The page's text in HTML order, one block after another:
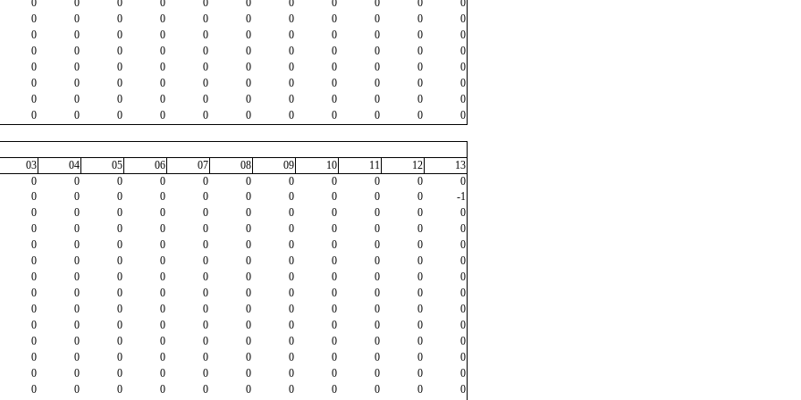
0 0 0 0 0 0 0 0 0 0
0
0 0 0 0 0 0 0 0 0 0
0
0 0 0 0 0 0 0 0 0 0
0
0 0 0 0 0 0 0 0 0 0
0
0 0 0 0 0 0 0 0 0 0
0
0 0 0 0 0 0 0 0 0 0
0
0 0 0 0 0 0 0 0 0 0
0
0 0 0 0 0 0 0 0 0 0
0
03 04 05 06 07 08 09 10 11 12
13
0 0 0 0 0 0 0 0 0 0
0
0 0 0 0 0 0 0 0 0 0
-1
0 0 0 0 0 0 0 0 0 0
0
0 0 0 0 0 0 0 0 0 0
0
0 0 0 0 0 0 0 0 0 0
0
0 0 0 0 0 0 0 0 0 0
0
0 0 0 0 0 0 0 0 0 0
0
0 0 0 0 0 0 0 0 0 0
0
0 0 0 0 0 0 0 0 0 0
0
0 0 0 0 0 0 0 0 0 0
0
0 0 0 0 0 0 0 0 0 0
0
0 0 0 0 0 0 0 0 0 0
0
0 0 0 0 0 0 0 0 0 0
0
0 0 0 0 0 0 0 0 0 0
0